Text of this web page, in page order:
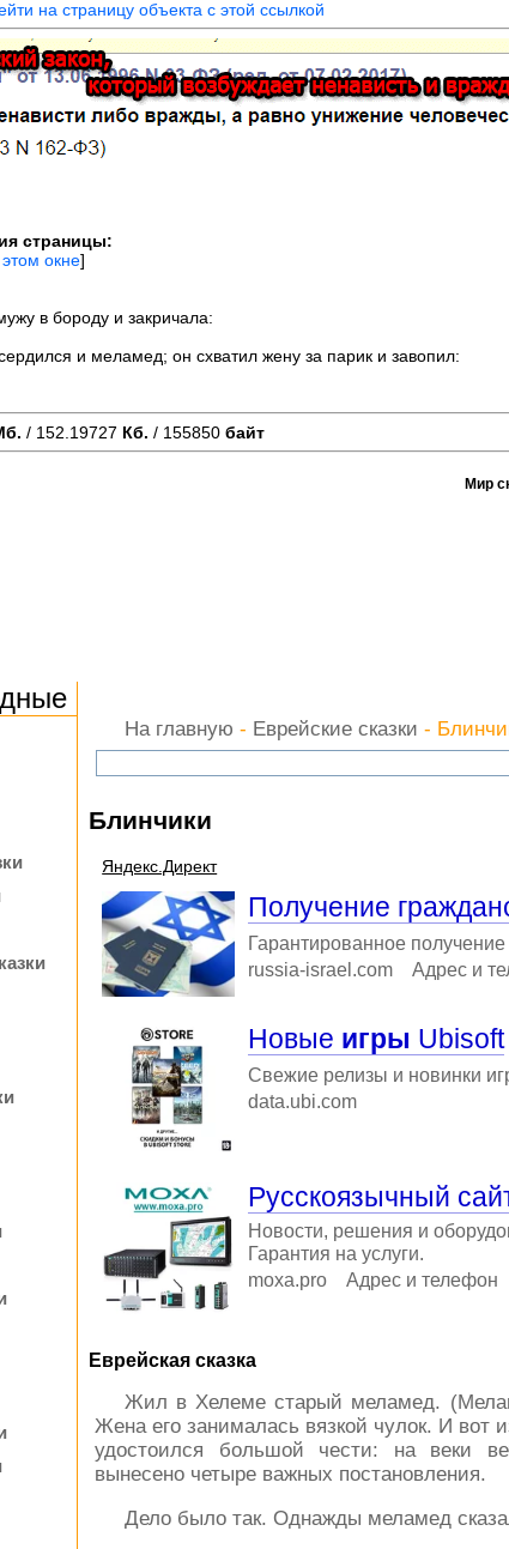
на страницу объекта с этой ссылкой
страницы:
окне]
в бороду и закричала:
и меламед; он схватил жену за парик и завопил:
/ 152.19727 Кб. / 155850 байт
Мир
На главную - Еврейские сказки -
Блинчики
Яндекс.Директ
Получение
Гарантированное
russia-israel.com
Адрес и
Новые игры Ubisoft
Свежие релизы и новинки
data.ubi.com
Русскоязычный
Новости, решения и
Гарантия на услуги.
moxa.pro
Адрес и телефон
Еврейская сказка
Жил в Хелеме старый меламед.
Жена его занималась вязкой чулок. И вот
удостоился большой чести: на веки
вынесено четыре важных постановления.
Дело было так. Однажды меламед